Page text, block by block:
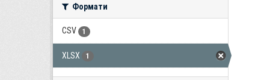
Формати
CSV 1
XLSX 1